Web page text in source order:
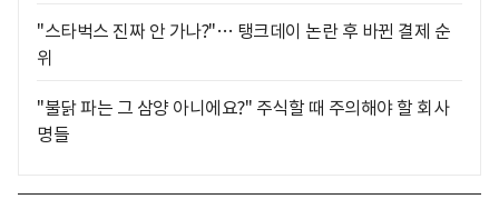
"스타벅스 진짜 안 가나?"… 탱크데이 논란 후 바뀐 결제 순
위
"불닭 파는 그 삼양 아니에요?" 주식할 때 주의해야 할 회사
명들